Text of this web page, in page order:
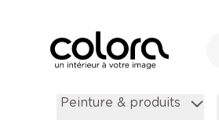
Peinture & produits